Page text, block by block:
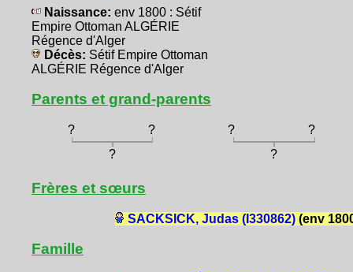
Naissance: env 1800 : Sétif
Empire Ottoman ALGÉRIE
Régence d'Alger
Décès: Sétif Empire Ottoman
ALGÉRIE Régence d'Alger
Parents et grand-parents
? ? ?
?
?
?
Frères et sœurs
SACKSICK, Judas (I330862)(env
Famille